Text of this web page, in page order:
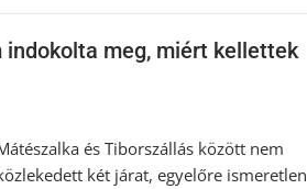
indokolta meg, miért kellettek
és Tiborszállás között nem
két járat, egyelőre ismeretlen